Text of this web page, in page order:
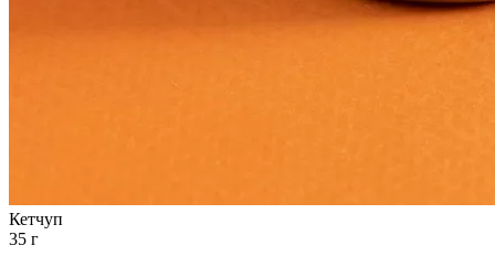
Кетчуп
35 г